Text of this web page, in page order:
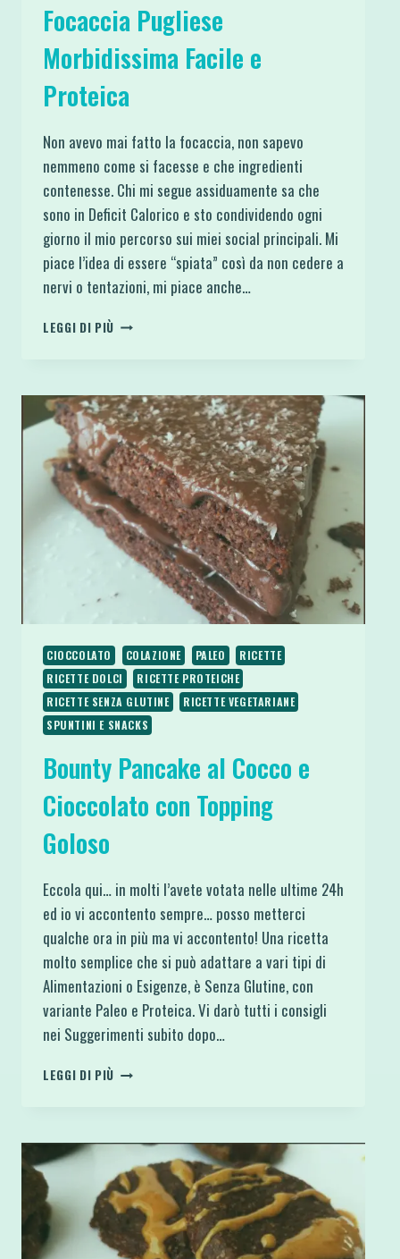
Focaccia Pugliese
Morbidissima Facile e
Proteica
Non avevo mai fatto la focaccia, non sapevo
nemmeno come si facesse e che ingredienti
contenesse. Chi mi segue assiduamente sa che
sono in Deficit Calorico e sto condividendo ogni
giorno il mio percorso sui miei social principali. Mi
piace l’idea di essere “spiata” così da non cedere a
nervi o tentazioni, mi piace anche…
LEGGI DI PIÙ FOCACCIA
E
PROTEICA
CIOCCOLATO COLAZIONE PALEO
RICETTE
RICETTE DOLCI
RICETTE PROTEICHE
RICETTE SENZA GLUTINE
RICETTE VEGETARIANE
SPUNTINI E SNACKS
Bounty Pancake al Cocco e
Cioccolato con Topping
Goloso
Eccola qui… in molti l’avete votata nelle ultime 24h
ed io vi accontento sempre… posso metterci
qualche ora in più ma vi accontento! Una ricetta
molto semplice che si può adattare a vari tipi di
Alimentazioni o Esigenze, è Senza Glutine, con
variante Paleo e Proteica. Vi darò tutti i consigli
nei Suggerimenti subito dopo…
LEGGI DI PIÙ BOUNTY
E
CIOCCOLATO
CON
TOPPING
GOLOSO